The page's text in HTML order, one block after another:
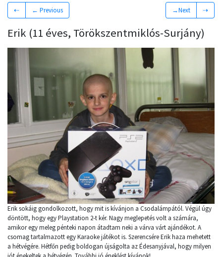
⇠ ← Previous →Next ⇢
Erik (11 éves, Törökszentmiklós-Surjány)
Erik sokáig gondolkozott, hogy mit is kívánjon a Csodalámpától. Végül úgy
döntött, hogy egy Playstation 2-t kér. Nagy meglepetés volt a számára,
amikor egy meleg pénteki napon átadtam neki a várva várt ajándékot. A
csomag tartalmazott egy Karaoke játékot is. Szerencsére Erik haza mehetett
a hétvégére. Hétfőn pedig boldogan újságolta az Édesanyjával, hogy milyen